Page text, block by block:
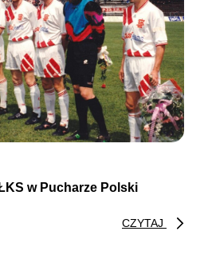
w Pucharze Polski
CZYTAJ